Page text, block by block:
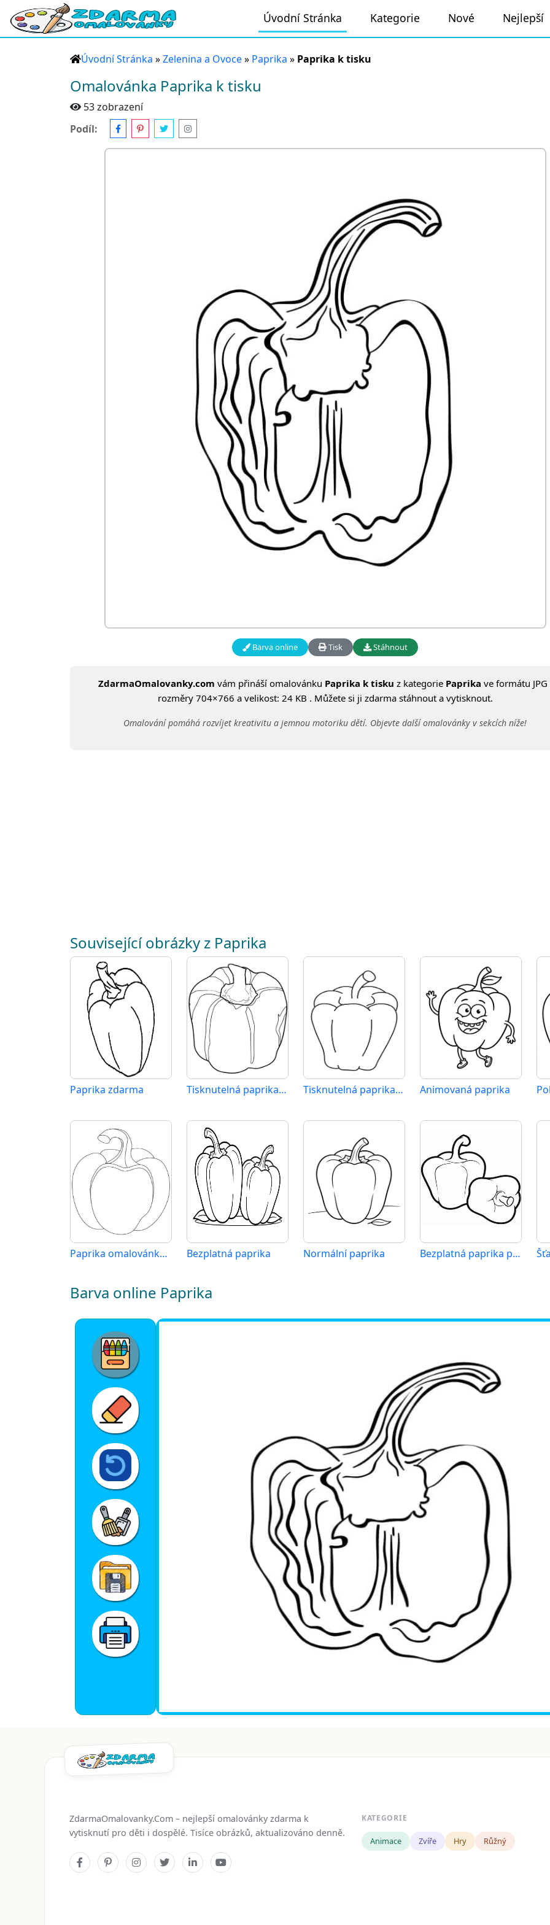
Úvodní Stránka Kategorie Nové Nejlepší
Úvodní Stránka »Zelenina a Ovoce» Paprika » Paprika k tisku
Omalovánka Paprika k tisku
53 zobrazení
Podíl:
Barva online Tisk Stáhnout
ZdarmaOmalovanky.com vám přináší omalovánku Paprika k tisku z kategorie Paprika ve formátu JPG
rozměry 704×766 a velikost: 24 KB . Můžete si ji zdarma stáhnout a vytisknout.
Omalování pomáhá rozvíjet kreativitu a jemnou motoriku dětí. Objevte další omalovánky v sekcích níže!
Související obrázky z Paprika
Paprika zdarma Tisknutelná paprika zadarmo Tisknutelná paprika zdarma Animovaná paprika
Paprika omalovánka zdarma Bezplatná paprika Normální paprika Bezplatná paprika pro děti
Barva online Paprika
ZdarmaOmalovanky.Com – nejlepší omalovánky zdarma k
vytisknutí pro děti i dospělé. Tisíce obrázků, aktualizováno denně.
KATEGORIE
Animace Zvíře Hry Růžný